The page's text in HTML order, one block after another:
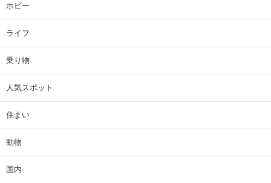
ホビー
ライフ
乗り物
人気スポット
住まい
動物
国内